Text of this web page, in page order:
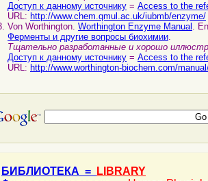
Доступ к данному источнику = Access to the
URL: http://www.chem.qmul.ac.uk/iubmb/enzyme/
Von Worthington. Worthington Enzyme Manual .
Ферменты и другие вопросы биохимии.
Тщательно разработанные и хорошо
Доступ к данному источнику = Access to the
URL: http://www.worthington-biochem.com/
БИБЛИОТЕКА =
LIBRARY